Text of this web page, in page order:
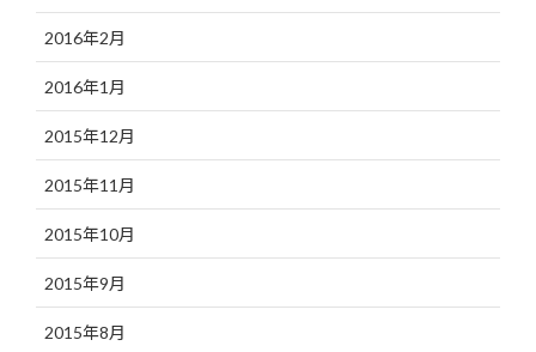
2016年2月
2016年1月
2015年12月
2015年11月
2015年10月
2015年9月
2015年8月